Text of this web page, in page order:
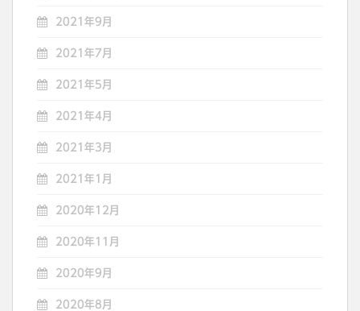
2021年9月
2021年7月
2021年5月
2021年4月
2021年3月
2021年1月
2020年12月
2020年11月
2020年9月
2020年8月